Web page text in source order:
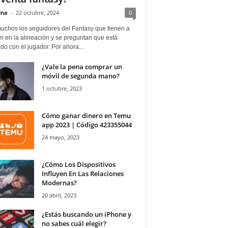
- 22 octubre, 2024 0
los seguidores del Fantasy que tienen a
en la alineación y se preguntan que está
con el jugador. Por ahora...
¿Vale la pena comprar un
móvil de segunda mano?
1 octubre, 2023
Cómo ganar dinero en Temu
app 2023 | Código 423355044
24 mayo, 2023
¿Cómo Los Dispositivos
Influyen En Las Relaciones
Modernas?
20 abril, 2023
¿Estás buscando un iPhone y
no sabes cuál elegir?